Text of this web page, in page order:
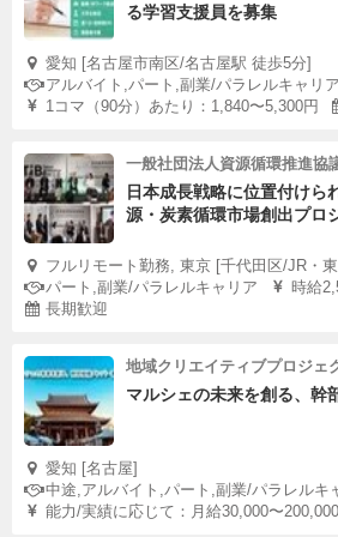
る学習支援員を募集
愛知 [名古屋市南区/名古屋駅 徒歩5分]
アルバイト,パート,副業/パラレルキャリア
1コマ（90分）あたり：1,840〜5,300円
一般社団法人資源循環推進協
日本成長戦略に位置付けら
源・炭素循環市場創出プロ
フルリモート勤務, 東京 [千代田区/JR・東
パート,副業/パラレルキャリア
時給
長期歓迎
地域クリエイティブプロジェ
マルシェの未来を創る、幹
愛知 [名古屋]
中途,アルバイト,パート,副業/パラレルキ
能力/実績に応じて：月給30,000〜